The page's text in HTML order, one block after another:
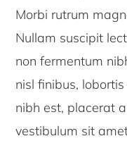
Morbi rutrum
Nullam suscipit
non fermentum
nisl finibus,
nibh est, placerat
vestibulum sit